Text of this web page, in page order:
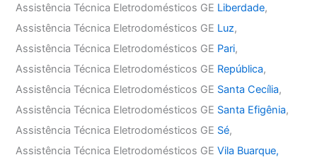
Assistência Técnica Eletrodomésticos GE Liberdade,
Assistência Técnica Eletrodomésticos GE Luz,
Assistência Técnica Eletrodomésticos GE Pari,
Assistência Técnica Eletrodomésticos GE República,
Assistência Técnica Eletrodomésticos GE Santa Cecília,
Assistência Técnica Eletrodomésticos GE Santa Efigênia,
Assistência Técnica Eletrodomésticos GE Sé,
Assistência Técnica Eletrodomésticos GEVila Buarque,